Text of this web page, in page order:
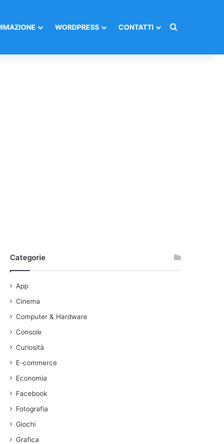
WORDPRESS CONTATTI Cerca per
Categorie
App
Cinema
Computer & Hardware
Console
Curiosità
E-commerce
Economia
Facebook
Fotografia
Giochi
Grafica